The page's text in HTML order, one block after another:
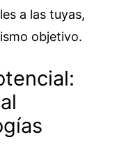
a las tuyas,
objetivo.